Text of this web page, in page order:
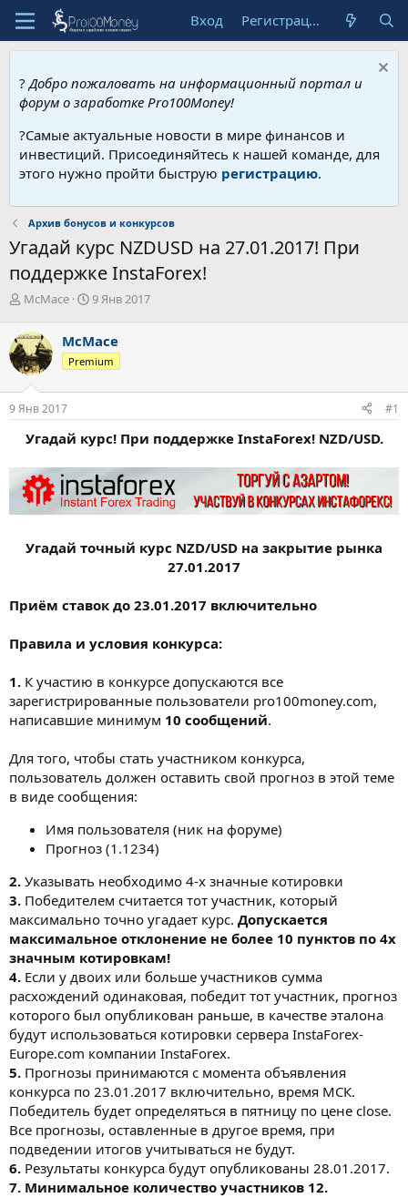
Вход Регистрация
? Добро пожаловать на информационный портал и
форум о заработке Pro100Money!
?Самые актуальные новости в мире финансов и
инвестиций. Присоединяйтесь к нашей команде, для
этого нужно пройти быструю регистрацию.
Архив бонусов и конкурсов
Угадай курс NZDUSD на 27.01.2017! При
поддержке InstaForex!
А
т
о
р
т
е
м
McMace
Д
а
н
ч
а
9 Янв 2017
McMace
Premium
9 Янв 2017 #1
Угадай курс! При поддержке InstaForex! NZD/USD.
Угадай точный курс NZD/USD на закрытие рынка
27.01.2017
Приём ставок до 23.01.2017 включительно
Правила и условия конкурса:
1. К участию в конкурсе допускаются все
зарегистрированные пользователи pro100money.com,
написавшие минимум 10 сообщений.
Для того, чтобы стать участником конкурса,
пользователь должен оставить свой прогноз в этой теме
в виде сообщения:
Имя пользователя (ник на форуме)
Прогноз (1.1234)
2. Указывать необходимо 4-х значные котировки
3. Победителем считается тот участник, который
максимально точно угадает курс. Допускается
максимальное отклонение не более 10 пунктов по 4х
значным котировкам!
4. Если у двоих или больше участников сумма
расхождений одинаковая, победит тот участник, прогноз
которого был опубликован раньше, в качестве эталона
будут использоваться котировки сервера InstaForex-
Europe.com компании InstaForex.
5. Прогнозы принимаются с момента объявления
конкурса по 23.01.2017 включительно, время МСК.
Победитель будет определяться в пятницу по цене close.
Все прогнозы, оставленные в другое время, при
подведении итогов учитываться не будут.
6. Результаты конкурса будут опубликованы 28.01.2017.
7. Минимальное количество участников 12.